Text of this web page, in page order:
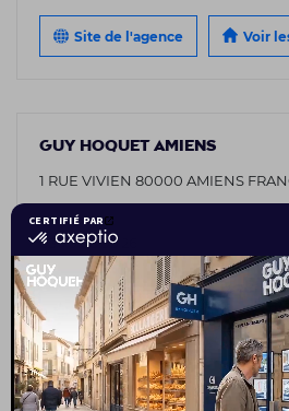
Site de l'agence Voir
GUY HOQUET AMIENS
1 RUE VIVIEN 80000 AMIENS
03 75 08 95 26
Site de l'agence Voir